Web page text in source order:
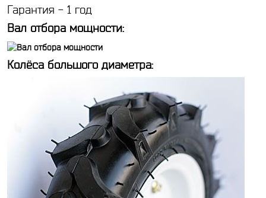
Гарантия - 1 год
Вал отбора мощности:
Колёса большого диаметра: